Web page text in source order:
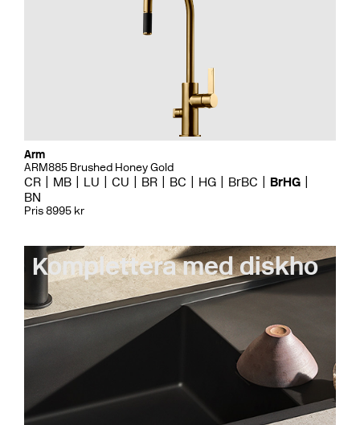
Arm
ARM885 Brushed Honey Gold
CR MB LU CU BR BC HG BrBC
BrHG
BN
Pris 8995 kr
Komplettera med diskho